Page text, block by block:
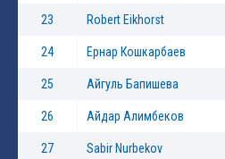
23 Robert Eikhorst
24 Ернар Кошкарбаев
25 Айгуль Бапишева
26 Айдар Алимбеков
27 Sabir Nurbekov